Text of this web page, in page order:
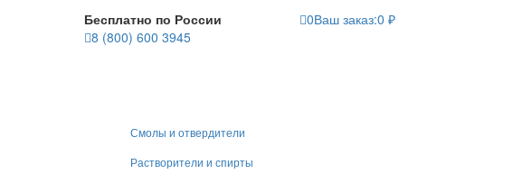
Бесплатно по России
8 (800) 600 3945
0Ваш заказ:0 ₽
Смолы и отвердители
Растворители и спирты